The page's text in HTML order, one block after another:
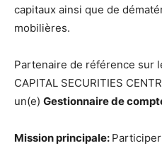
capitaux ainsi que de
mobilières.
Partenaire de référence sur
CAPITAL SECURITIES
un(e) Gestionnaire de
Mission principale: